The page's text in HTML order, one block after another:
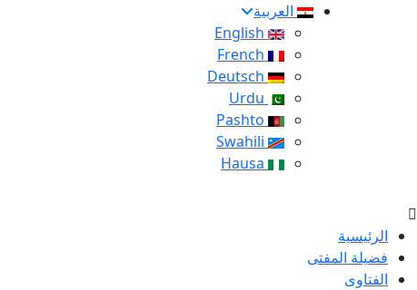
العربية
الرئيسية
فضيلة المفتى
الفتاوى